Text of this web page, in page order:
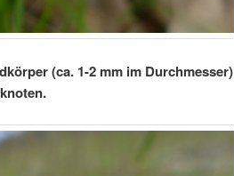
(ca. 1-2 mm im Durchmesser)